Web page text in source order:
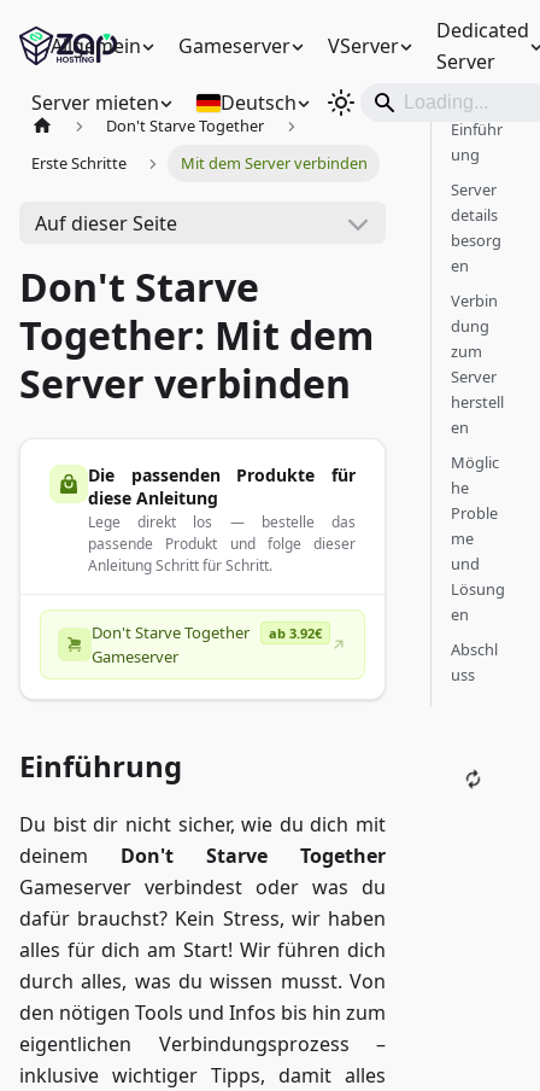
Allgemein Gameserver VServer
Dedicated
Server
Server mieten
Deutsch
Don't Starve Together
Erste Schritte
Mit dem Server verbinden
Auf dieser Seite
Don't Starve
Together: Mit dem
Server verbinden
Die passenden Produkte für
diese Anleitung
Lege direkt los — bestelle das
passende Produkt und folge dieser
Anleitung Schritt für Schritt.
Don't Starve Together
Gameserver
ab 3.92€
Einführung
Du bist dir nicht sicher, wie du dich mit
deinem Don't Starve Together
Gameserver verbindest oder was du
dafür brauchst? Kein Stress, wir haben
alles für dich am Start! Wir führen dich
durch alles, was du wissen musst. Von
den nötigen Tools und Infos bis hin zum
eigentlichen Verbindungsprozess –
inklusive wichtiger Tipps, damit alles
Einführ
ung
Server
details
besorg
en
Verbin
dung
zum
Server
herstell
en
Möglic
he
Proble
me
und
Lösung
en
Abschl
uss